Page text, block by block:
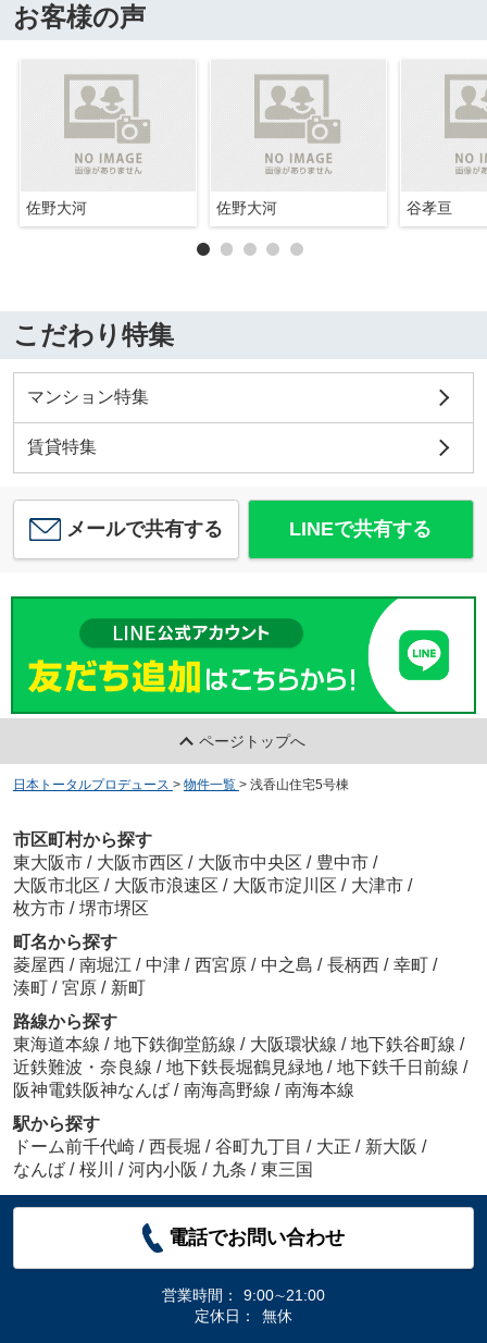
お客様の声
佐野大河 佐野大河 谷孝亘
こだわり特集
マンション特集
賃貸特集
メールで共有する LINEで共有する
ページトップへ
日本トータルプロデュース > 物件一覧 > 浅香山住宅5号棟
市区町村から探す
東大阪市 / 大阪市西区 / 大阪市中央区 / 豊中市 /
大阪市北区 / 大阪市浪速区 / 大阪市淀川区 / 大津市 /
枚方市 / 堺市堺区
町名から探す
菱屋西 / 南堀江 / 中津 / 西宮原 / 中之島 / 長柄西 / 幸町 /
湊町 / 宮原 / 新町
路線から探す
東海道本線 / 地下鉄御堂筋線 / 大阪環状線 / 地下鉄谷町線 /
近鉄難波・奈良線 / 地下鉄長堀鶴見緑地 / 地下鉄千日前線 /
阪神電鉄阪神なんば / 南海高野線 / 南海本線
駅から探す
ドーム前千代崎 / 西長堀 / 谷町九丁目 / 大正 / 新大阪 /
なんば / 桜川 / 河内小阪 / 九条 / 東三国
電話でお問い合わせ
営業時間：
9:00∼21:00
定休日：
無休